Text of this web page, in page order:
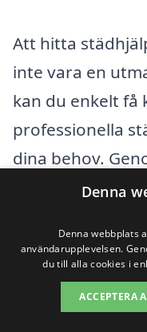
Att hitta
inte vara en
kan du enkelt få
professionella
dina behov.
plattform som
kan du jämföra
för städhjälp i
gör det smidigt
flera städfirmor,
Denna
Denna webbplats
användarupplevelsen.
du till alla cookies i
ACCEPTERA